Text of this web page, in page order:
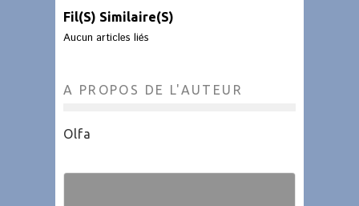
Fil(s) Similaire(s)
Aucun articles liés
A PROPOS DE L'AUTEUR
Olfa